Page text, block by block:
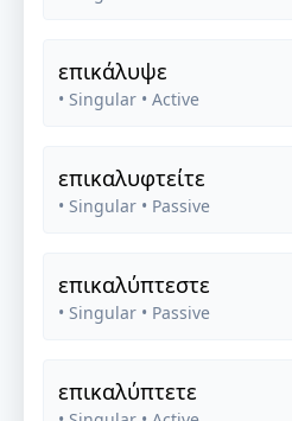
επικάλυψε
• Singular • Active
επικαλυφτείτε
• Singular • Passive
επικαλύπτεστε
• Singular • Passive
επικαλύπτετε